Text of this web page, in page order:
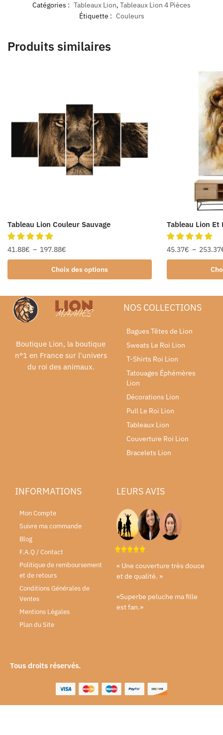
Catégories : Tableaux Lion, Tableaux Lion 4 Pièces
Étiquette : Couleurs
Produits similaires
Tableau Lion Couleur Sauvage
41.88€ – 197.88€
Choix des options
Tableau Lion Et
45.37€ – 253.37
Boutique Lion, la boutique
n°1 en France sur l'univers
du roi des animaux.
NOS COLLECTIONS
Bagues Têtes de Lion
Sweats Le Roi Lion
T-Shirts Roi Lion
Tatouages Éphémères
Lion
Décorations Lion
Pull Le Roi Lion
Tableaux Lion
Couverture Roi Lion
Bracelets Lion
INFORMATIONS
Mon Compte
Suivre ma commande
Blog
F.A.Q / Contact
Politique de remboursement
et de retours
Conditions Générales de
Ventes
Mentions Légales
Plan du Site
LEURS AVIS
« Une couverture très douce
et de qualité. »
«Superbe peluche ma fille
est fan.»
Tous droits réservés.